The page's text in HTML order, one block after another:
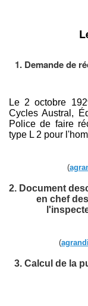
1. Demande de
Le 2 octobre
Cycles Austral,
Police de faire
type L 2 pour
(
2. Document
en chef
(
3. Calcul de la